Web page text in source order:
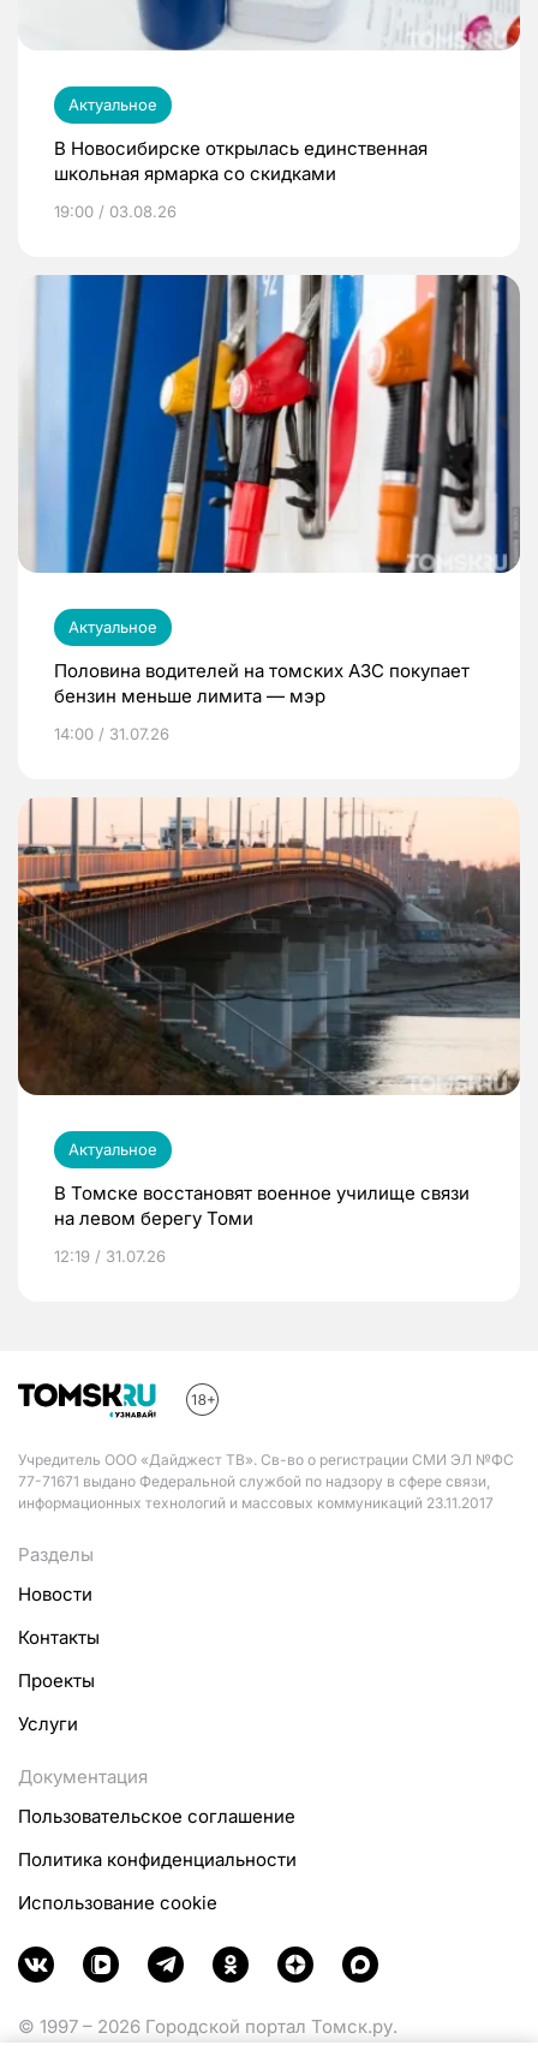
Актуальное
В Новосибирске открылась единственная
школьная ярмарка со скидками
19:00 / 03.08.26
Актуальное
Половина водителей на томских АЗС покупает
бензин меньше лимита — мэр
14:00 / 31.07.26
Актуальное
В Томске восстановят военное училище связи
на левом берегу Томи
12:19 / 31.07.26
Учредитель ООО «Дайджест ТВ». Св-во о регистрации СМИ ЭЛ №ФС
77-71671 выдано Федеральной службой по надзору в сфере связи,
информационных технологий и массовых коммуникаций 23.11.2017
Разделы
Новости
Контакты
Проекты
Услуги
Документация
Пользовательское соглашение
Политика конфиденциальности
Использование cookie
© 1997 – 2026 Городской портал Томск.ру.